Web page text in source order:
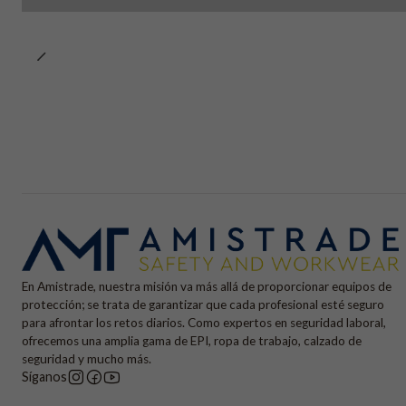
En Amistrade, nuestra misión va más allá de proporcionar equipos de
protección; se trata de garantizar que cada profesional esté seguro
para afrontar los retos diarios. Como expertos en seguridad laboral,
ofrecemos una amplia gama de EPI, ropa de trabajo, calzado de
seguridad y mucho más.
Síganos